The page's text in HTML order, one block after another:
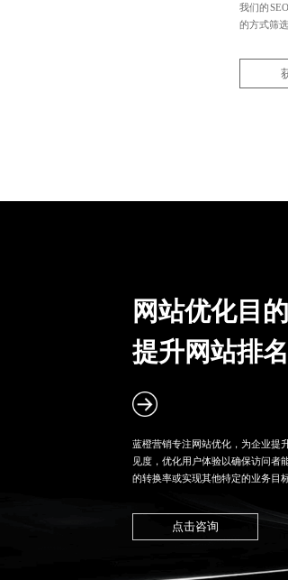
我们的
的方式筛
网站优化目的
提升网站排
蓝橙营销专注网站优化 ，为企业提
见度，优化用户体验以确保访问者
的转换率或实现其他特定的业务目标
点击咨询